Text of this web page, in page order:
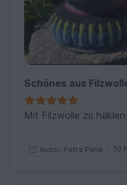
Schönes aus
Autor: Petra Perle 10